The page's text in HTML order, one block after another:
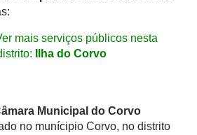
mais serviços públicos nesta
Ilha do Corvo
Municipal do Corvo
no munícipio Corvo, no distrito